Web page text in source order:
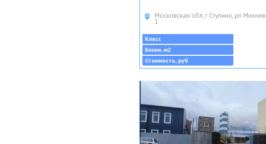
Московская обл, г Ступино, рп
1
Класс
Блоки, м2
Стоимость, руб